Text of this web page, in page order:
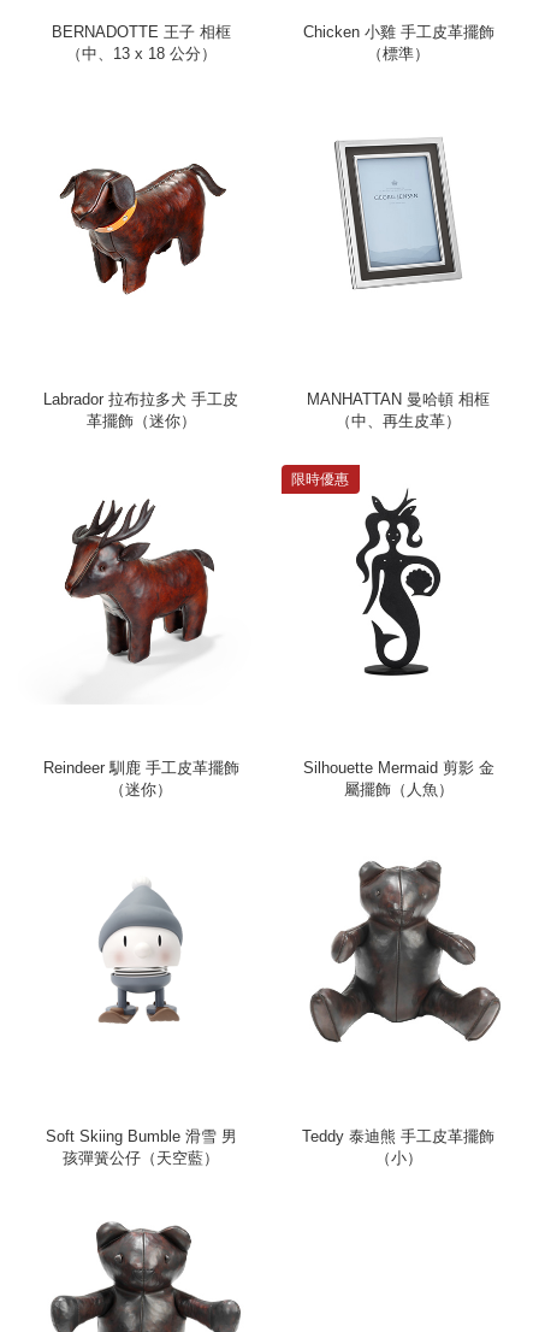
BERNADOTTE 王子 相框
（中、13 x 18 公分）
Chicken 小雞 手工皮革擺飾
（標準）
Labrador 拉布拉多犬 手工皮
革擺飾（迷你）
MANHATTAN 曼哈頓 相框
（中、再生皮革）
Reindeer 馴鹿 手工皮革擺飾
（迷你）
限時優惠
Silhouette Mermaid 剪影 金
屬擺飾（人魚）
Soft Skiing Bumble 滑雪 男
孩彈簧公仔（天空藍）
Teddy 泰迪熊 手工皮革擺飾
（小）